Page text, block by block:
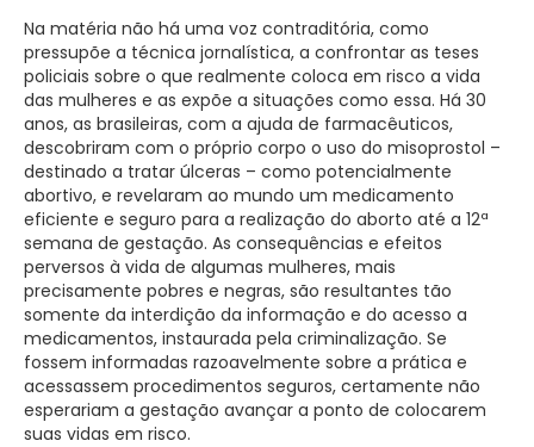
Na matéria não há uma voz contraditória, como
pressupõe a técnica jornalística, a confrontar as teses
policiais sobre o que realmente coloca em risco a vida
das mulheres e as expõe a situações como essa. Há 30
anos, as brasileiras, com a ajuda de farmacêuticos,
descobriram com o próprio corpo o uso do misoprostol –
destinado a tratar úlceras – como potencialmente
abortivo, e revelaram ao mundo um medicamento
eficiente e seguro para a realização do aborto até a 12ª
semana de gestação. As consequências e efeitos
perversos à vida de algumas mulheres, mais
precisamente pobres e negras, são resultantes tão
somente da interdição da informação e do acesso a
medicamentos, instaurada pela criminalização. Se
fossem informadas razoavelmente sobre a prática e
acessassem procedimentos seguros, certamente não
esperariam a gestação avançar a ponto de colocarem
suas vidas em risco.